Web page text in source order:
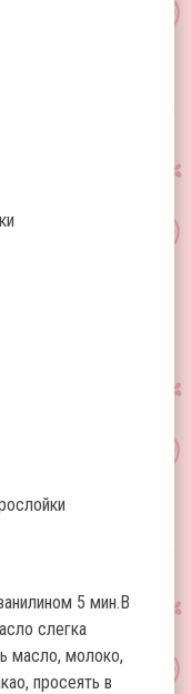
5 мин.В
слегка
масло, молоко,
просеять в